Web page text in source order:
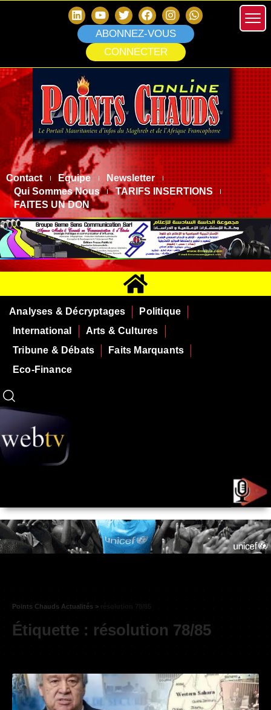
ABONNEZ-VOUS
CONNECTER
Contact Equipe
Newsletter
Qui Sommes Nous
TARIFS INSERTIONS
FAITES UN DON
Analyses & Décryptages
Politique
International
Arts & Cultures
Tribune & Débats
Faits Marquants
Eco-Finance
Points Chauds Actualités >
Étiquette : résolution 78/85